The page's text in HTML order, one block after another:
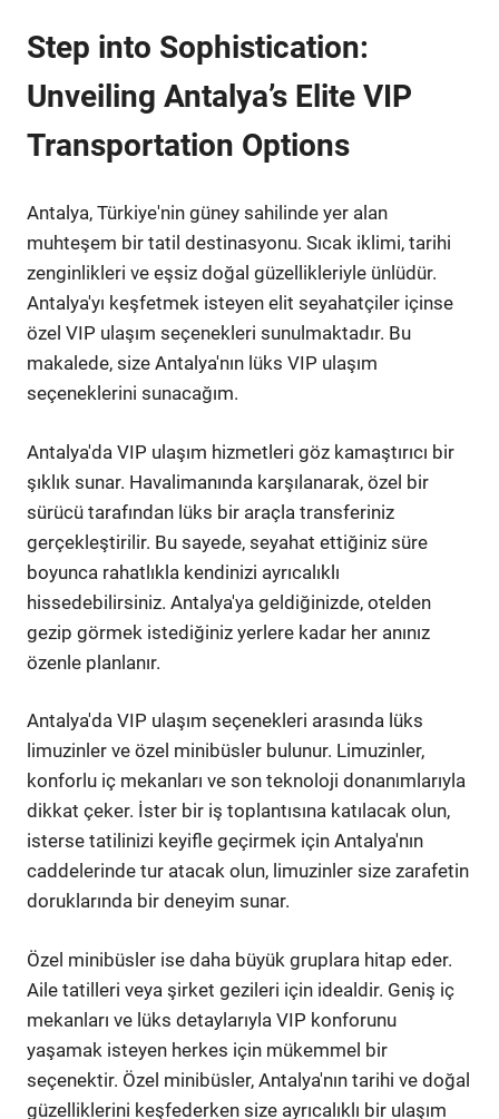
Step into Sophistication:
Unveiling Antalya’s Elite VIP
Transportation Options
Antalya, Türkiye'nin güney sahilinde yer alan
muhteşem bir tatil destinasyonu. Sıcak iklimi, tarihi
zenginlikleri ve eşsiz doğal güzellikleriyle ünlüdür.
Antalya'yı keşfetmek isteyen elit seyahatçiler içinse
özel VIP ulaşım seçenekleri sunulmaktadır. Bu
makalede, size Antalya'nın lüks VIP ulaşım
seçeneklerini sunacağım.
Antalya'da VIP ulaşım hizmetleri göz kamaştırıcı bir
şıklık sunar. Havalimanında karşılanarak, özel bir
sürücü tarafından lüks bir araçla transferiniz
gerçekleştirilir. Bu sayede, seyahat ettiğiniz süre
boyunca rahatlıkla kendinizi ayrıcalıklı
hissedebilirsiniz. Antalya'ya geldiğinizde, otelden
gezip görmek istediğiniz yerlere kadar her anınız
özenle planlanır.
Antalya'da VIP ulaşım seçenekleri arasında lüks
limuzinler ve özel minibüsler bulunur. Limuzinler,
konforlu iç mekanları ve son teknoloji donanımlarıyla
dikkat çeker. İster bir iş toplantısına katılacak olun,
isterse tatilinizi keyifle geçirmek için Antalya'nın
caddelerinde tur atacak olun, limuzinler size zarafetin
doruklarında bir deneyim sunar.
Özel minibüsler ise daha büyük gruplara hitap eder.
Aile tatilleri veya şirket gezileri için idealdir. Geniş iç
mekanları ve lüks detaylarıyla VIP konforunu
yaşamak isteyen herkes için mükemmel bir
seçenektir. Özel minibüsler, Antalya'nın tarihi ve doğal
güzelliklerini keşfederken size ayrıcalıklı bir ulaşım